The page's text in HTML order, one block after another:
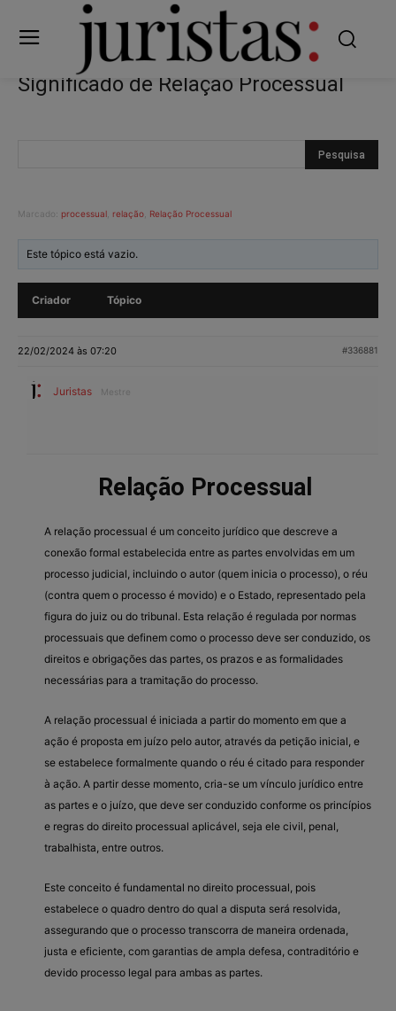
Significado de Relação Processual
Marcado: processual relação Relação Processual
Este tópico está vazio.
Criador Tópico
22/02/2024 às 07:20 #336881
Juristas Mestre
Relação Processual
A relação processual é um conceito jurídico que descreve a
conexão formal estabelecida entre as partes envolvidas em um
processo judicial, incluindo o autor (quem inicia o processo), o réu
(contra quem o processo é movido) e o Estado, representado pela
figura do juiz ou do tribunal. Esta relação é regulada por normas
processuais que definem como o processo deve ser conduzido, os
direitos e obrigações das partes, os prazos e as formalidades
necessárias para a tramitação do processo.
A relação processual é iniciada a partir do momento em que a
ação é proposta em juízo pelo autor, através da petição inicial, e
se estabelece formalmente quando o réu é citado para responder
à ação. A partir desse momento, cria-se um vínculo jurídico entre
as partes e o juízo, que deve ser conduzido conforme os princípios
e regras do direito processual aplicável, seja ele civil, penal,
trabalhista, entre outros.
Este conceito é fundamental no direito processual, pois
estabelece o quadro dentro do qual a disputa será resolvida,
assegurando que o processo transcorra de maneira ordenada,
justa e eficiente, com garantias de ampla defesa, contraditório e
devido processo legal para ambas as partes.